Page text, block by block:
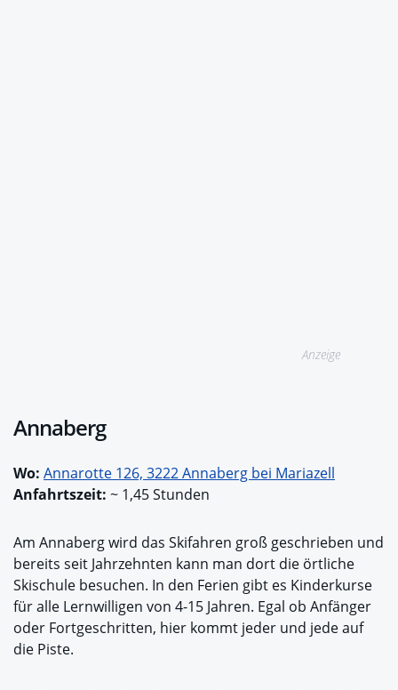
Anzeige
Annaberg
Wo: Annarotte 126, 3222 Annaberg bei Mariazell
Anfahrtszeit: ~ 1,45 Stunden
Am Annaberg wird das Skifahren groß geschrieben und
bereits seit Jahrzehnten kann man dort die örtliche
Skischule besuchen. In den Ferien gibt es Kinderkurse
für alle Lernwilligen von 4-15 Jahren. Egal ob Anfänger
oder Fortgeschritten, hier kommt jeder und jede auf
die Piste.